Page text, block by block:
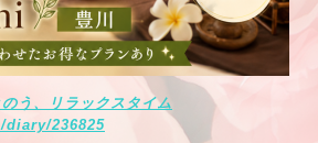
う、リラックスタイム
236825